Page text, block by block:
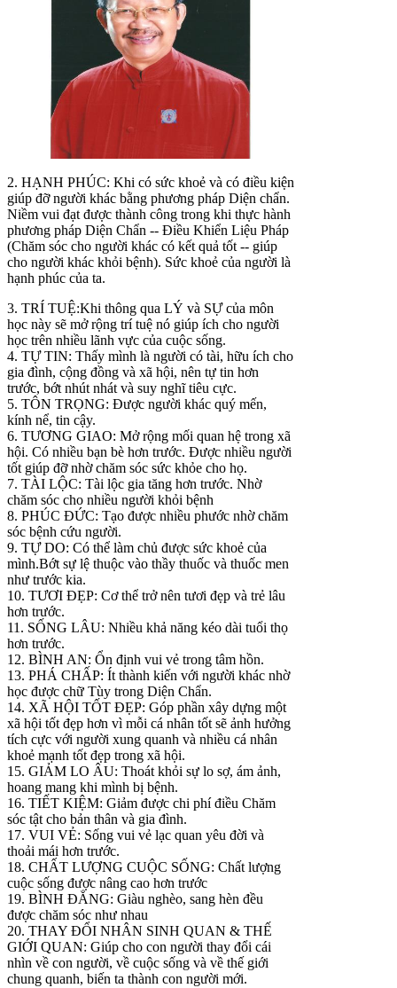
2. HẠNH PHÚC: Khi có sức khoẻ và có điều kiện
giúp đỡ người khác bằng phương pháp Diện chẩn.
Niềm vui đạt được thành công trong khi thực hành
phương pháp Diện Chẩn -- Điều Khiển Liệu Pháp
(Chăm sóc cho người khác có kết quả tốt -- giúp
cho người khác khỏi bệnh). Sức khoẻ của người là
hạnh phúc của ta.
3. TRÍ TUỆ:Khi thông qua LÝ và SỰ của môn
học này sẽ mở rộng trí tuệ nó giúp ích cho người
học trên nhiều lãnh vực của cuộc sống.
4. TỰ TIN: Thấy mình là người có tài, hữu ích cho
gia đình, cộng đồng và xã hội, nên tự tin hơn
trước, bớt nhút nhát và suy nghĩ tiêu cực.
5. TÔN TRỌNG: Được người khác quý mến,
kính nể, tin cậy.
6. TƯƠNG GIAO: Mở rộng mối quan hệ trong xã
hội. Có nhiều bạn bè hơn trước. Được nhiều người
tốt giúp đỡ nhờ chăm sóc sức khỏe cho họ.
7. TÀI LỘC: Tài lộc gia tăng hơn trước. Nhờ
chăm sóc cho nhiều người khỏi bệnh
8. PHÚC ĐỨC: Tạo được nhiều phước nhờ chăm
sóc bệnh cứu người.
9. TỰ DO: Có thể làm chủ được sức khoẻ của
mình.Bớt sự lệ thuộc vào thầy thuốc và thuốc men
như trước kia.
10. TƯƠI ĐẸP: Cơ thể trở nên tươi đẹp và trẻ lâu
hơn trước.
11. SỐNG LÂU: Nhiều khả năng kéo dài tuổi thọ
hơn trước.
12. BÌNH AN: Ổn định vui vẻ trong tâm hồn.
13. PHÁ CHẤP: Ít thành kiến với người khác nhờ
học được chữ Tùy trong Diện Chẩn.
14. XÃ HỘI TỐT ĐẸP: Góp phần xây dựng một
xã hội tốt đẹp hơn vì mỗi cá nhân tốt sẽ ảnh hưởng
tích cực với người xung quanh và nhiều cá nhân
khoẻ mạnh tốt đẹp trong xã hội.
15. GIẢM LO ÂU: Thoát khỏi sự lo sợ, ám ảnh,
hoang mang khi mình bị bệnh.
16. TIẾT KIỆM: Giảm được chi phí điều Chăm
sóc tật cho bản thân và gia đình.
17. VUI VẺ: Sống vui vẻ lạc quan yêu đời và
thoải mái hơn trước.
18. CHẤT LƯỢNG CUỘC SỐNG: Chất lượng
cuộc sống được nâng cao hơn trước
19. BÌNH ĐẲNG: Giàu nghèo, sang hèn đều
được chăm sóc như nhau
20. THAY ĐỔI NHÂN SINH QUAN & THẾ
GIỚI QUAN: Giúp cho con người thay đổi cái
nhìn về con người, về cuộc sống và về thế giới
chung quanh, biến ta thành con người mới.